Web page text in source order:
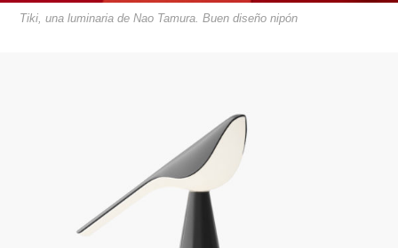
Tiki, una luminaria de Nao Tamura. Buen diseño nipón